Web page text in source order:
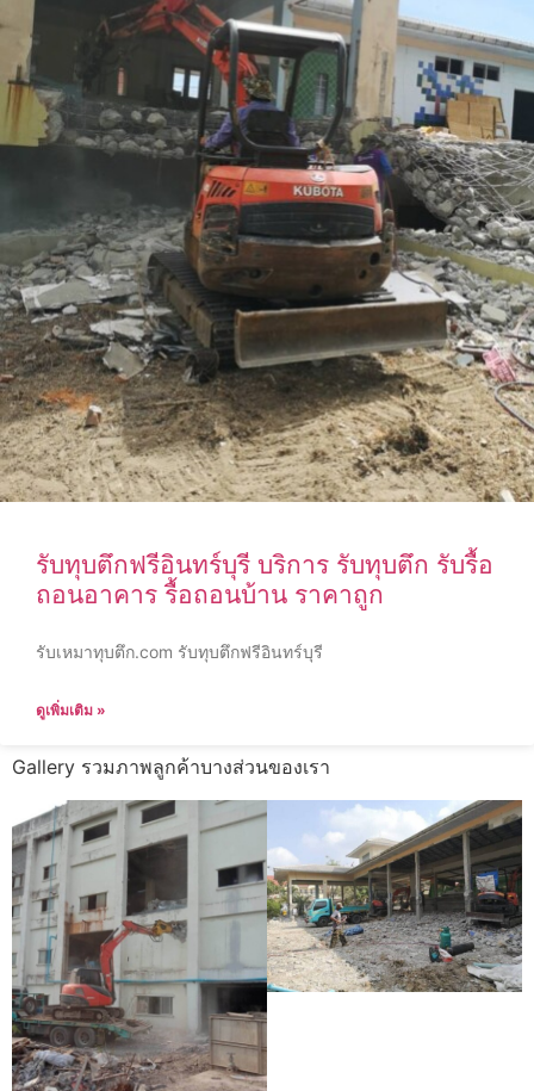
รับทุบตึกฟรีอินทร์บุรี บริการ รับทุบตึก รับรื้อ
ถอนอาคาร รื้อถอนบ้าน ราคาถูก
รับเหมาทุบตึก.com รับทุบตึกฟรีอินทร์บุรี
ดูเพิ่มเติม »
Gallery รวมภาพลูกค้าบางส่วนของเรา